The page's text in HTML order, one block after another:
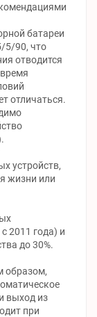
батареи
5/90, что
отводится
отличаться.
устройств,
жизни или
2011 года) и
до 30%.
образом,
выход из
при